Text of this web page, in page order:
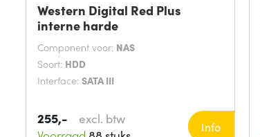
Western Digital Red Plus
interne harde
Component voor: NAS
Soort: HDD
Interface: SATA III
255,-
excl. btw
Info